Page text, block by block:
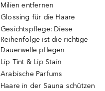
Milien entfernen
Glossing für die Haare
Gesichtspflege: Diese
Reihenfolge ist die richtige
Dauerwelle pflegen
Lip Tint & Lip Stain
Arabische Parfums
Haare in der Sauna schützen